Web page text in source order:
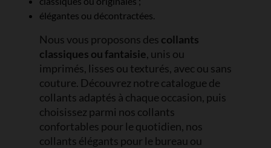
élégantes ou décontractées.
Nous vous proposons des collants
classiques ou fantaisie, unis ou
imprimés, lisses ou texturés, avec ou sans
couture. Découvrez notre catalogue de
collants adaptés à chaque occasion, puis
choisissez parmi nos collants
confortables pour le quotidien, nos
collants élégants pour le bureau ou